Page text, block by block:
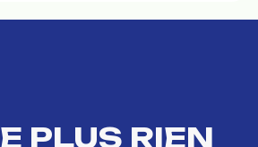
PLUS RIEN